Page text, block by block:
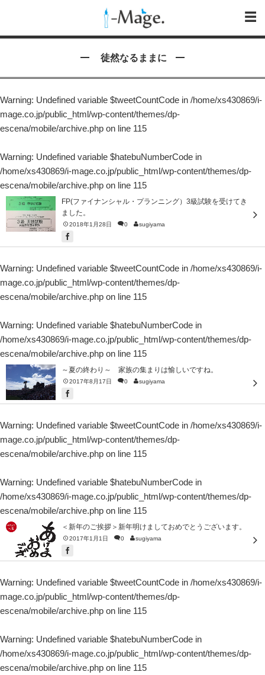
徒然なるままに
Warning: Undefined variable $tweetCountCode in /home/xs430869/i-
mage.co.jp/public_html/wp-content/themes/dp-
escena/mobile/archive.php on line 115
Warning: Undefined variable $hatebuNumberCode in
/home/xs430869/i-mage.co.jp/public_html/wp-content/themes/dp-
escena/mobile/archive.php on line 115
FP(ファイナンシャル・プランニング）3級試験を受けてき
ました。
2018年1月28日 0 sugiyama
Warning: Undefined variable $tweetCountCode in /home/xs430869/i-
mage.co.jp/public_html/wp-content/themes/dp-
escena/mobile/archive.php on line 115
Warning: Undefined variable $hatebuNumberCode in
/home/xs430869/i-mage.co.jp/public_html/wp-content/themes/dp-
escena/mobile/archive.php on line 115
～夏の終わり～ 家族の集まりは愉しいですね。
2017年8月17日 0 sugiyama
Warning: Undefined variable $tweetCountCode in /home/xs430869/i-
mage.co.jp/public_html/wp-content/themes/dp-
escena/mobile/archive.php on line 115
Warning: Undefined variable $hatebuNumberCode in
/home/xs430869/i-mage.co.jp/public_html/wp-content/themes/dp-
escena/mobile/archive.php on line 115
＜新年のご挨拶＞新年明けましておめでとうございます。
2017年1月1日 0 sugiyama
Warning: Undefined variable $tweetCountCode in /home/xs430869/i-
mage.co.jp/public_html/wp-content/themes/dp-
escena/mobile/archive.php on line 115
Warning: Undefined variable $hatebuNumberCode in
/home/xs430869/i-mage.co.jp/public_html/wp-content/themes/dp-
escena/mobile/archive.php on line 115